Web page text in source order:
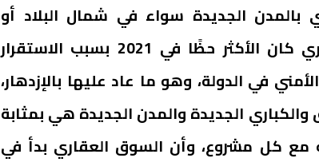
بالمدن الجديدة سواء في شمال البلاد أو
جنوبها، و السوق العقاري كان الأكثر حظًا في 2021 بسبب الاستقرار
في الدولة، وهو ما عاد عليها بالإزدهار،
الجديدة والمدن الجديدة هي بمثابة
مع كل مشروع، وأن السوق العقاري بدأ في